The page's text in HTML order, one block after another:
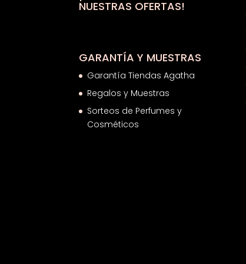
NUESTRAS OFERTAS!
GARANTÍA Y MUESTRAS
Garantía Tiendas Agatha
Regalos y Muestras
Sorteos de Perfumes y
Cosméticos